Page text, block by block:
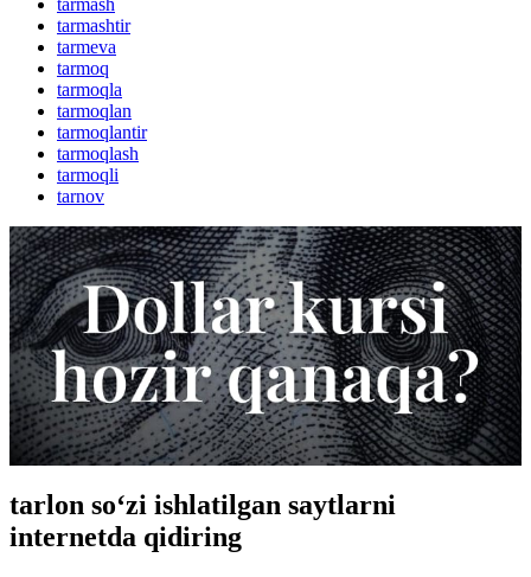
tarmash
tarmashtir
tarmeva
tarmoq
tarmoqla
tarmoqlan
tarmoqlantir
tarmoqlash
tarmoqli
tarnov
tarlon so‘zi ishlatilgan saytlarni
internetda qidiring